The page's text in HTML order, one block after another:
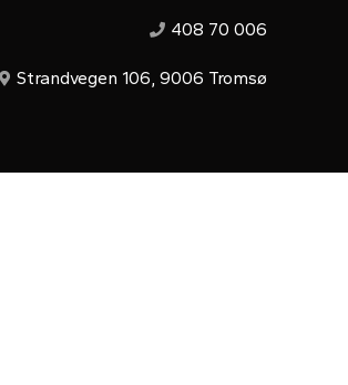
408 70 006
Strandvegen 106, 9006 Tromsø